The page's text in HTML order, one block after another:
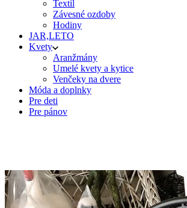
Textil
Závesné ozdoby
Hodiny
JAR,LETO
Kvety
Aranžmány
Umelé kvety a kytice
Venčeky na dvere
Móda a doplnky
Pre deti
Pre pánov